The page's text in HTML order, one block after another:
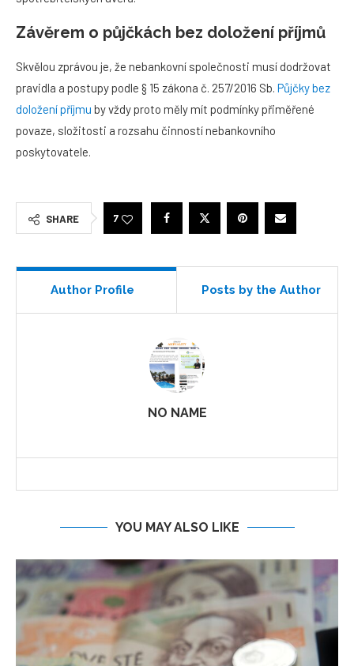
Závěrem o půjčkách bez doložení příjmů
Skvělou zprávou je, že nebankovní společnosti musí dodržovat
pravidla a postupy podle § 15 zákona č. 257/2016 Sb. Půjčky bez
doložení příjmu by vždy proto měly mít podmínky přiměřené
povaze, složitosti a rozsahu činností nebankovního
poskytovatele.
SHARE 7
Author Profile Posts by the Author
NO NAME
YOU MAY ALSO LIKE